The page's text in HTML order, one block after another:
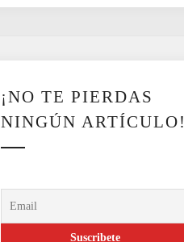
¡NO TE PIERDAS
NINGÚN ARTÍCULO!